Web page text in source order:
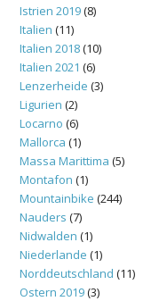
Istrien 2019(8)
Italien (11)
Italien 2018(10)
Italien 2021 (6)
Lenzerheide (3)
Ligurien (2)
Locarno (6)
Mallorca (1)
Massa Marittima (5)
Montafon (1)
Mountainbike (244)
Nauders (7)
Nidwalden (1)
Niederlande (1)
Norddeutschland (11)
Ostern 2019(3)